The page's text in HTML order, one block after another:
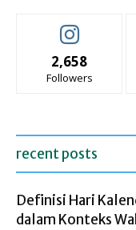
2,658
Followers
recent posts
Definisi Hari
dalam Konteks